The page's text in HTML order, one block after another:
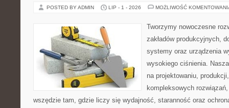
POSTED BY ADMIN LIP - 1 - 2026 MOŻLIWOŚĆ
Tworzymy nowoczesne
zakładów produkcyjnych,
systemy oraz urządzenia
wysokiego ciśnienia.
na projektowaniu,
kompleksowych
wszędzie tam, gdzie liczy się wydajność, staranność oraz